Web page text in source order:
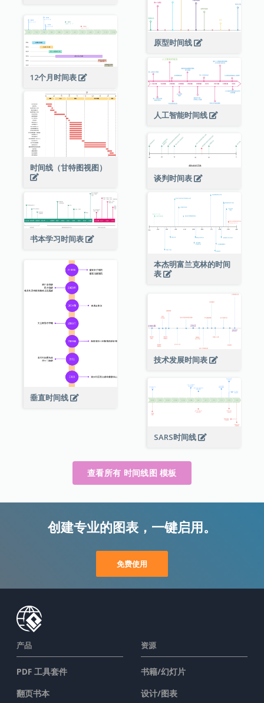
原型时间线
12个月时间表
人工智能时间线
时间线（甘特图视图）
谈判时间表
书本学习时间表
本杰明富兰克林的时间
表
垂直时间线
技术发展时间表
SARS时间线
查看所有 时间线图 模板
创建专业的图表，一键启用。
免费使用
产品
PDF 工具套件
翻页书本
资源
书籍/幻灯片
设计/图表